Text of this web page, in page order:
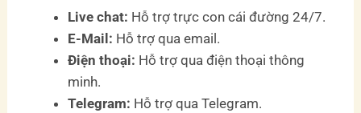
Live chat: Hỗ trợ trực con cái đường 24/7.
E-Mail: Hỗ trợ qua email.
Điện thoại: Hỗ trợ qua điện thoại thông
minh.
Telegram: Hỗ trợ qua Telegram.